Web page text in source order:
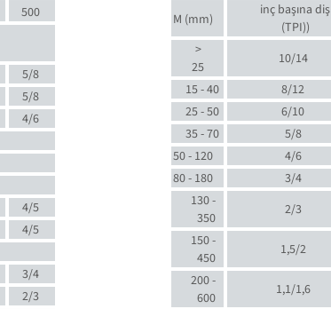
500
5/8
5/8
4/6
4/5
4/5
3/4
2/3
M (mm)
inç başına diş
(TPI))
>
25
10/14
15 - 40
8/12
25 - 50
6/10
35 - 70
5/8
50 - 120
4/6
80 - 180
3/4
130 -
350
2/3
150 -
450
1,5/2
200 -
600
1,1/1,6